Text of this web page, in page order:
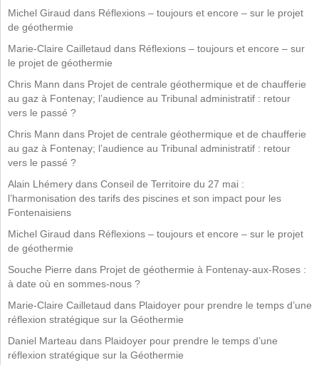
Michel Giraud dans Réflexions – toujours et encore – sur le projet
de géothermie
Marie-Claire Cailletaud dans Réflexions – toujours et encore – sur
le projet de géothermie
Chris Mann dans Projet de centrale géothermique et de chaufferie
au gaz à Fontenay; l’audience au Tribunal administratif : retour
vers le passé ?
Chris Mann dans Projet de centrale géothermique et de chaufferie
au gaz à Fontenay; l’audience au Tribunal administratif : retour
vers le passé ?
Alain Lhémery dans Conseil de Territoire du 27 mai :
l’harmonisation des tarifs des piscines et son impact pour les
Fontenaisiens
Michel Giraud dans Réflexions – toujours et encore – sur le projet
de géothermie
Souche Pierre dans Projet de géothermie à Fontenay-aux-Roses :
à date où en sommes-nous ?
Marie-Claire Cailletaud dans Plaidoyer pour prendre le temps d’une
réflexion stratégique sur la Géothermie
Daniel Marteau dans Plaidoyer pour prendre le temps d’une
réflexion stratégique sur la Géothermie